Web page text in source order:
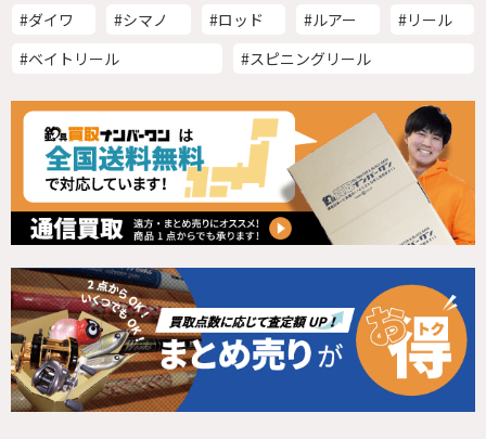
#ダイワ #シマノ #ロッド #ルアー
#リール
#ベイトリール
#スピニングリール